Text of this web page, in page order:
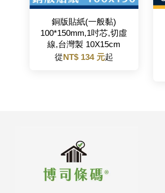
銅版貼紙(一般黏)
100*150mm,1吋芯,切虛
線,台灣製 10X15cm
從NT$ 134 元起